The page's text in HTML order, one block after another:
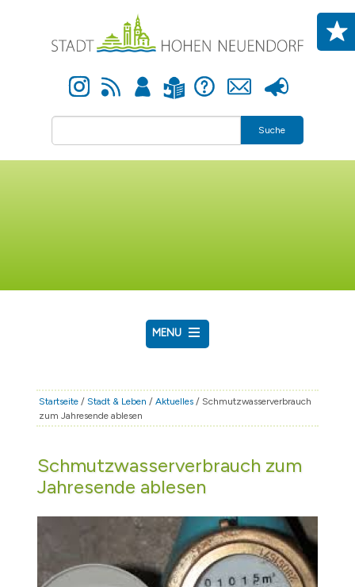
Instagram Newsfeed Anmelden Leichte Sprache Hilfe Kontakt Presse
Suche
MENU
RATHAUS & POLITIK
BÜRGERSERVICE
TOURISMUS
Startseite /Stadt & Leben /Aktuelles / Schmutzwasserverbrauch
zum Jahresende ablesen
Schmutzwasserverbrauch zum
Jahresende ablesen